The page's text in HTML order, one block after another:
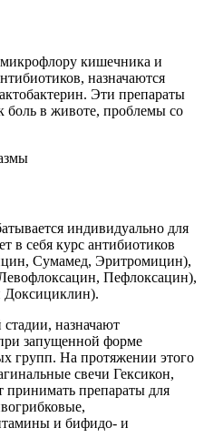
кишечника и
назначаются
Эти препараты
боль в животе, проблемы со
индивидуально для
в себя курс антибиотиков
Сумамед, Эритромицин),
Пефлоксацин),
Доксициклин).
стадии, назначают
запущенной форме
групп. На протяжении этого
свечи Гексикон,
принимать препараты для
и бифидо- и